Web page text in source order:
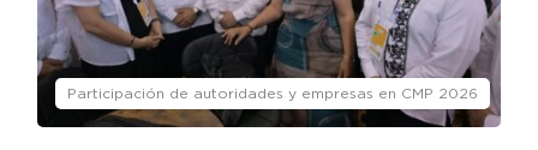
Participación de autoridades y empresas en CMP 2026